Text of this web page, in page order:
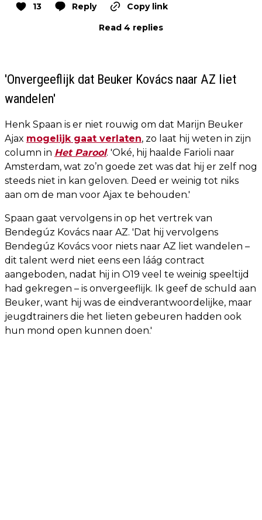
13 Reply
Copy link
Read 4 replies
'Onvergeeflijk dat Beuker Kovács naar AZ liet
wandelen'
Henk Spaan is er niet rouwig om dat Marijn Beuker
Ajax mogelijk gaat verlaten, zo laat hij weten in zijn
column in Het Parool. 'Oké, hij haalde Farioli naar
Amsterdam, wat zo’n goede zet was dat hij er zelf nog
steeds niet in kan geloven. Deed er weinig tot niks
aan om de man voor Ajax te behouden.'
Spaan gaat vervolgens in op het vertrek van
Bendegúz Kovács naar AZ. 'Dat hij vervolgens
Bendegúz Kovács voor niets naar AZ liet wandelen –
dit talent werd niet eens een láág contract
aangeboden, nadat hij in O19 veel te weinig speeltijd
had gekregen – is onvergeeflijk. Ik geef de schuld aan
Beuker, want hij was de eindverantwoordelijke, maar
jeugdtrainers die het lieten gebeuren hadden ook
hun mond open kunnen doen.'